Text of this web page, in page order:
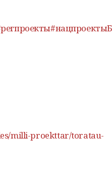
milli-proekttar/toratau-